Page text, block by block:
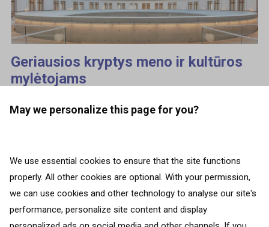
May we personalize this page for you?
We use essential cookies to ensure that the site functions
properly. All other cookies are optional. With your permission,
we can use cookies and other technology to analyse our site's
performance, personalize site content and display
Geriausios kryptys meno ir kultūros
mylėtojams
įdomias naujas galerijas ir šurmuliuojančius
rajonus. Visa tai yra tikra, todėl sukūrėme...